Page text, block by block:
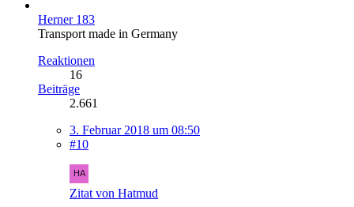
Herner 183
Transport made in Germany
Reaktionen
16
Beiträge
2.661
3. Februar 2018 um 08:50
#10
Zitat von Hatmud